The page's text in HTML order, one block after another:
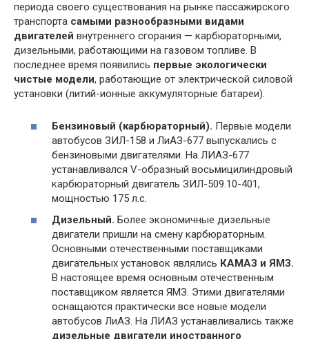
периода своего существования на рынке пассажирского
транспорта самыми разнообразными видами
двигателей внутреннего сгорания — карбюраторными,
дизельными, работающими на газовом топливе. В
последнее время появились первые экологически
чистые модели, работающие от электрической силовой
установки (литий-ионные аккумуляторные батареи).
Бензиновый (карбюраторный). Первые модели
автобусов ЗИЛ-158 и ЛиАЗ-677 выпускались с
бензиновыми двигателями. На ЛИАЗ-677
устанавливался V-образный восьмицилиндровый
карбюраторный двигатель ЗИЛ-509.10-401,
мощностью 175 л.с.
Дизельный. Более экономичные дизельные
двигатели пришли на смену карбюраторным.
Основными отечественными поставщиками
двигательных установок являлись КАМАЗ и ЯМЗ.
В настоящее время основным отечественным
поставщиком является ЯМЗ. Этими двигателями
оснащаются практически все новые модели
автобусов ЛиАЗ. На ЛИАЗ устанавливались также
дизельные двигатели иностранного